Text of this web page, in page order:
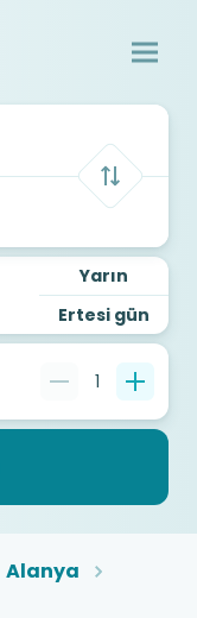
Yarın
Ertesi gün
1
Alanya